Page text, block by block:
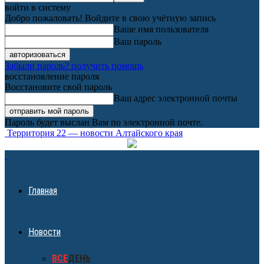
войти в систему
Добро пожаловать! Войдите в свою учётную запись
Ваше имя пользователя
Ваш пароль
Забыли пароль? получить помощь
восстановление пароля
Восстановите свой пароль
Ваш адрес электронной почты
Пароль будет выслан Вам по электронной почте.
Территория 22 — новости Алтайского края
Главная
Новости
ВСЕДЕНЬ